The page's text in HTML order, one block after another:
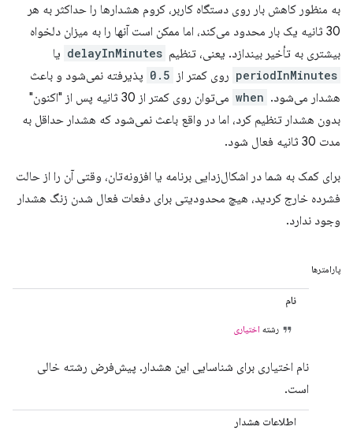
به منظور کاهش بار روی دستگاه کاربر، کروم هشدارها را حداکثر به هر
30 ثانیه یک بار محدود می‌کند، اما ممکن است آنها را به میزان دلخواه
بیشتری به تأخیر بیندازد. یعنی، تنظیم delayInMinutes یا
periodInMinutes روی کمتر از 0.5 پذیرفته نمی‌شود و باعث
هشدار می‌شود. when
می‌توان روی کمتر از 30 ثانیه پس از "اکنون"
بدون هشدار تنظیم کرد، اما در واقع باعث نمی‌شود که هشدار حداقل به
مدت 30 ثانیه فعال شود.
برای کمک به شما در اشکال‌زدایی برنامه یا افزونه‌تان، وقتی آن را از حالت
فشرده خارج کردید، هیچ محدودیتی برای دفعات فعال شدن زنگ هشدار
وجود ندارد.
پارامترها
نام
رشته اختیاری
نام اختیاری برای شناسایی این هشدار. پیش‌فرض رشته خالی
است.
اطلاعات هشدار